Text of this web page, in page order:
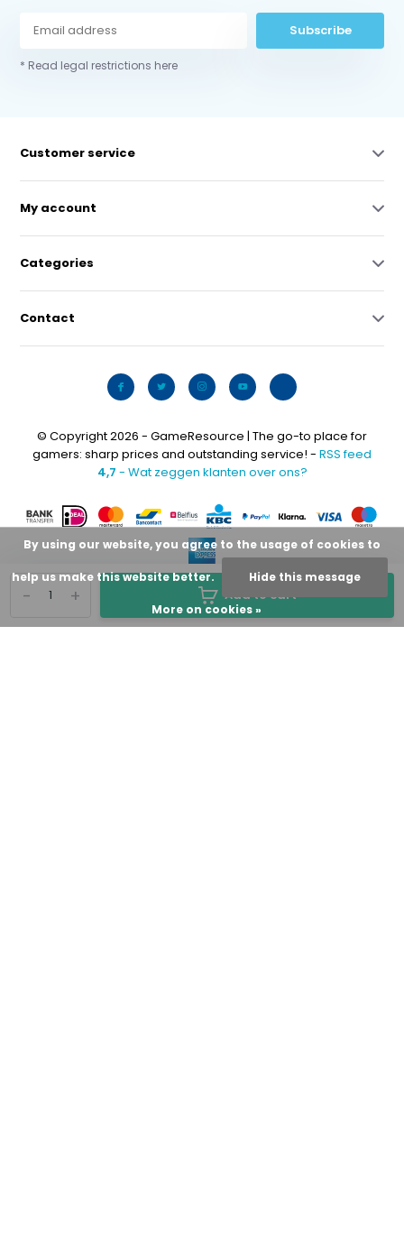
+
- Add to cart
Subscribe
* Read legal restrictions here
Customer service
My account
Categories
Contact
© Copyright 2026 - GameResource | The go-to place for
gamers: sharp prices and outstanding service! - RSS feed
4,7 - Wat zeggen klanten over ons?
By using our website, you agree to the usage of cookies to
help us make this website better. Hide this message
More on cookies »